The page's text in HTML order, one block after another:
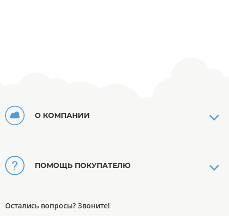
О КОМПАНИИ
ПОМОЩЬ ПОКУПАТЕЛЮ
Остались вопросы? Звоните!